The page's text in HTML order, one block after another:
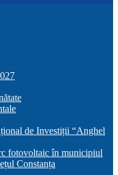
de Investiții “Anghel
fotovoltaic în municipiul
Constanța